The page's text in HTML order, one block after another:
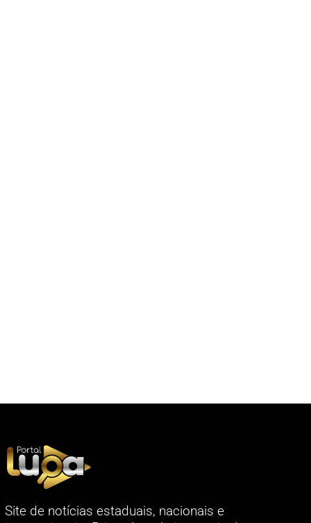
Site de notícias estaduais, nacionais e